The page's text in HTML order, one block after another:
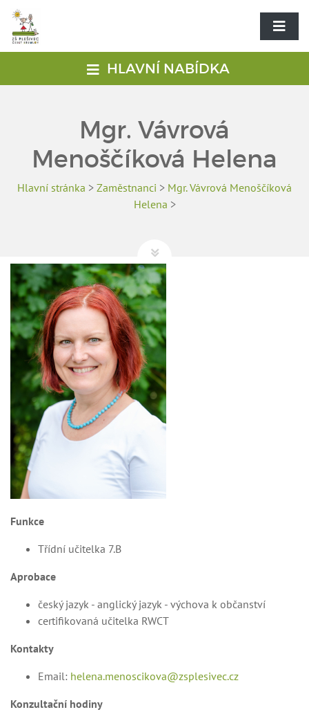
HLAVNÍ NABÍDKA
Mgr. Vávrová
Menoščíková Helena
Hlavní stránka > Zaměstnanci > Mgr. Vávrová Menoščíková
Helena >
Funkce
Třídní učitelka 7.B
Aprobace
český jazyk - anglický jazyk - výchova k občanství
certifikovaná učitelka RWCT
Kontakty
Email: helena.menoscikova@zsplesivec.cz
Konzultační hodiny